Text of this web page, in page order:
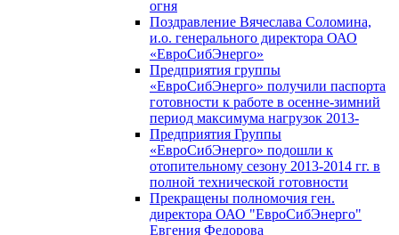
огня
Поздравление Вячеслава Соломина,
и.о. генерального директора ОАО
«ЕвроСибЭнерго»
Предприятия группы
«ЕвроСибЭнерго» получили паспорта
готовности к работе в осенне-зимний
период максимума нагрузок 2013-
Предприятия Группы
«ЕвроСибЭнерго» подошли к
отопительному сезону 2013-2014 гг. в
полной технической готовности
Прекращены полномочия ген.
директора ОАО "ЕвроСибЭнерго"
Евгения Федорова